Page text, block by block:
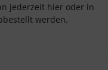
jederzeit hier oder in
werden.